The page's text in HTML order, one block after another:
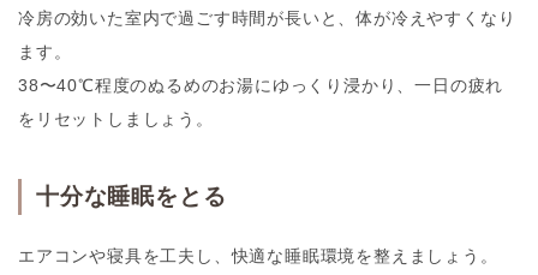
冷房の効いた室内で過ごす時間が長いと、体が冷えやすくなり
ます。
38〜40℃程度のぬるめのお湯にゆっくり浸かり、一日の疲れ
をリセットしましょう。
十分な睡眠をとる
エアコンや寝具を工夫し、快適な睡眠環境を整えましょう。